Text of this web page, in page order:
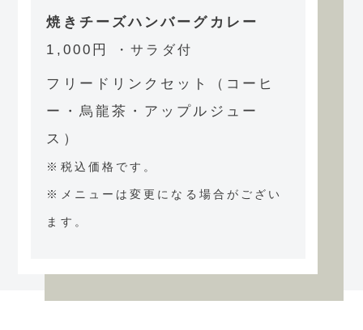
焼きチーズハンバーグカレー
1,000円
・サラダ付
フリードリンクセット（コーヒ
ー・烏龍茶・アップルジュー
ス）
※税込価格です。
※メニューは変更になる場合がござい
ます。